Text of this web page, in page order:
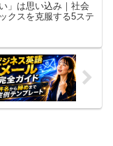
」は思い込み｜社会
クスを克服する5ステ